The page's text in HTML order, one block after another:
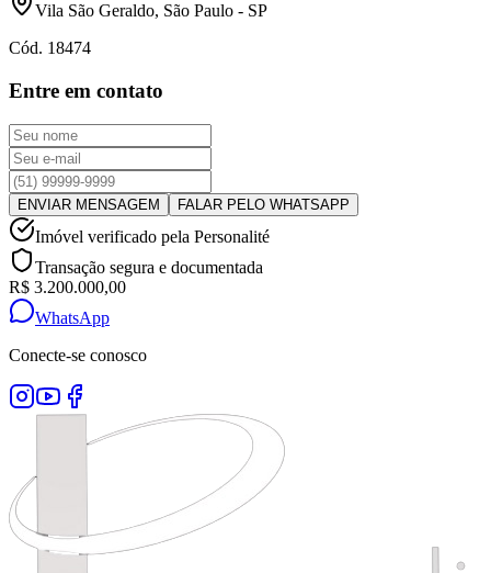
Vila São Geraldo, São Paulo - SP
Cód. 18474
Entre em contato
ENVIAR MENSAGEM FALAR PELO WHATSAPP
Imóvel verificado pela Personalité
Transação segura e documentada
R$ 3.200.000,00
WhatsApp
Conecte-se conosco